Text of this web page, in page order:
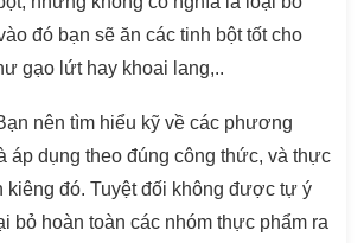
đó bạn sẽ ăn các tinh bột tốt cho
gạo lứt hay khoai lang,..
nên tìm hiểu kỹ về các phương
áp dụng theo đúng công thức, và thực
kiêng đó. Tuyệt đối không được tự ý
bỏ hoàn toàn các nhóm thực phẩm ra